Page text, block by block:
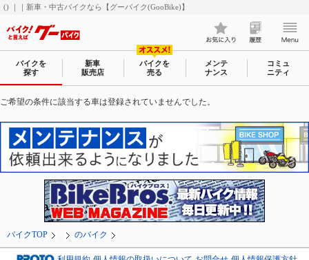
() ｜｜新車・中古バイクなら【グーバイク(GooBike)】
バイクを
探す
新車
販売店
バイクを
売る
メンテ
ナンス
コミュ
ニティ
ご希望の条件に該当する車は登録されていませんでした。
バイクTOP のバイク